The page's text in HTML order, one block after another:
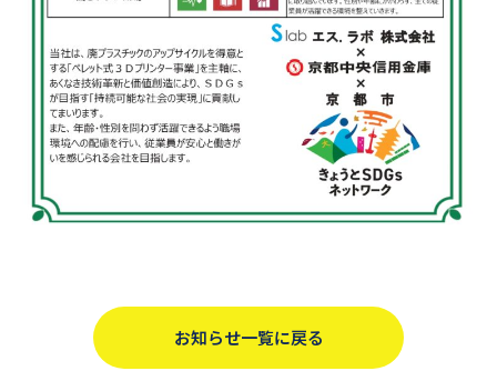
お知らせ一覧に戻る